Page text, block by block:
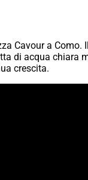
Cavour a
di acqua
crescita.